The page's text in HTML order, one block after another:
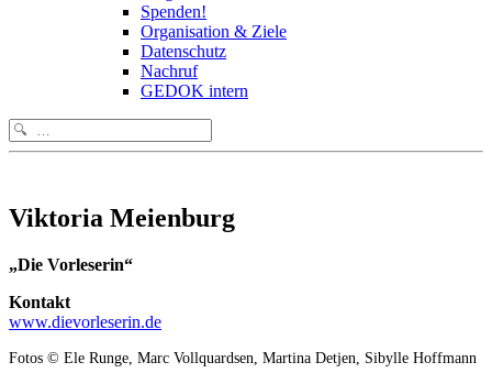
Spenden!
Organisation & Ziele
Datenschutz
Nachruf
GEDOK intern
Search
for:
Viktoria Meienburg
„Die Vorleserin“
Kontakt
www.dievorleserin.de
Fotos © Ele Runge, Marc Vollquardsen, Martina Detjen, Sibylle Hoffmann